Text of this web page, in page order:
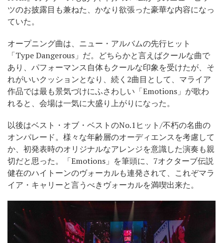
ツのお披露目も兼ねた、かなり欲張った豪華な内容になっ
ていた。
オープニング曲は、ニュー・アルバムの先行ヒット
「Type Dangerous」だ。どちらかと言えばクールな曲で
あり、パフォーマンス自体もクールな印象を受けたが、そ
れがいいクッションとなり、続く2曲目として、マライア
作品では最も景気づけにふさわしい「Emotions」が歌わ
れると、会場は一気に大盛り上がりになった。
以後はベスト・オブ・ベストのNo.1ヒット/不朽の名曲の
オンパレード。様々な年齢層のオーディエンスを考慮して
か、初発表時のオリジナルなアレンジを意識した演奏も親
切だと思った。「Emotions」を筆頭に、7オクターブ伝説
健在のハイトーンのヴォーカルも連発されて、これぞマラ
イア・キャリーと言うべきヴォーカルを満喫出来た。